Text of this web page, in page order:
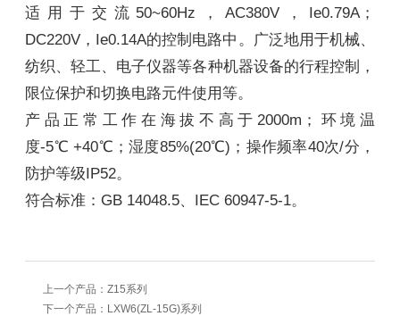
适用于交流50~60Hz，AC380V，Ie0.79A；
DC220V，Ie0.14A的控制电路中。广泛地用于机械、
纺织、轻工、电子仪器等各种机器设备的行程控制，
限位保护和切换电路元件使用等。
产品正常工作在海拔不高于2000m；环境温
度-5℃ +40℃；湿度85%(20℃)；操作频率40次/分，
防护等级IP52。
符合标准：GB 14048.5、IEC 60947-5-1。
上一个产品：Z15系列
下一个产品： LXW6(ZL-15G)系列